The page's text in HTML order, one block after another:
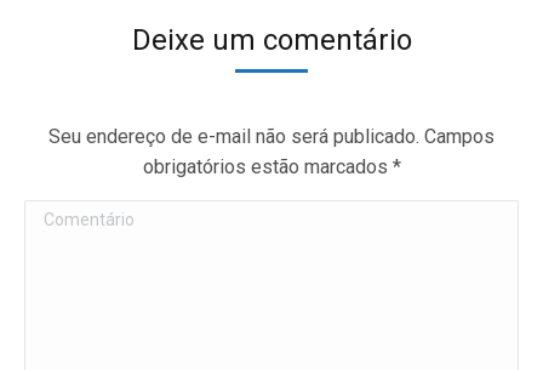
Deixe um comentário
Seu endereço de e-mail não será publicado. Campos
obrigatórios estão marcados *
Comentário